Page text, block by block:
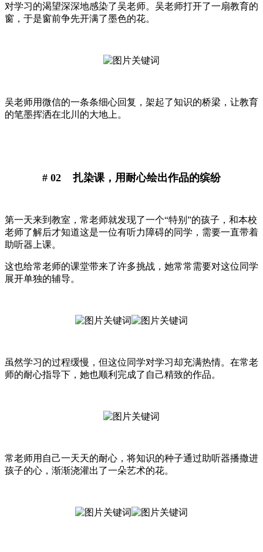
对学习的渴望深深地感染了吴老师。吴老师打开了一扇教育的
窗，于是窗前争先开满了墨色的花。
吴老师用微信的一条条细心回复，架起了知识的桥梁，让教育
的笔墨挥洒在北川的大地上。
# 02 扎染课，用耐心绘出作品的缤纷
第一天来到教室，常老师就发现了一个“特别”的孩子，和本校
老师了解后才知道这是一位有听力障碍的同学，需要一直带着
助听器上课。
这也给常老师的课堂带来了许多挑战，她常常需要对这位同学
展开单独的辅导。
虽然学习的过程缓慢，但这位同学对学习却充满热情。在常老
师的耐心指导下，她也顺利完成了自己精致的作品。
常老师用自己一天天的耐心，将知识的种子通过助听器播撒进
孩子的心，渐渐浇灌出了一朵艺术的花。